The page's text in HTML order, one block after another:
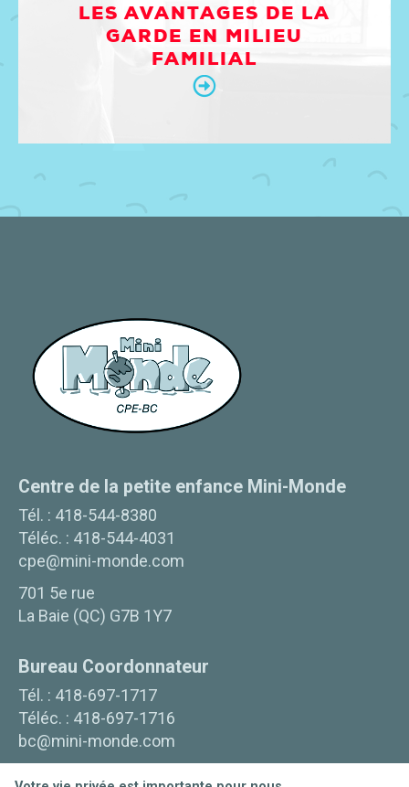
LES AVANTAGES DE LA
GARDE EN MILIEU
FAMILIAL
Centre de la petite enfance Mini-Monde
Tél. : 418-544-8380
Téléc. : 418-544-4031
cpe@mini-monde.com
701 5e rue
La Baie (QC) G7B 1Y7
Bureau Coordonnateur
Tél. : 418-697-1717
Téléc. : 418-697-1716
bc@mini-monde.com